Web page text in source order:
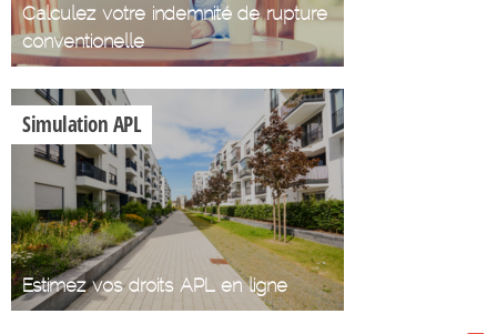
Calculez votre indemnité de rupture
conventionelle
Simulation APL
Estimez vos droits APL en ligne